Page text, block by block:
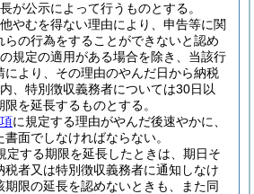
が公示によって行うものとする。
やむを得ない理由により、申告等に関
らの行為をすることができないと認め
の規定の適用がある場合を除き、当該行
により、その理由のやんだ日から納税
、特別徴収義務者については30日以
を延長するものとする。
に規定する理由がやんだ後速やかに、
面でしなければならない。
定する期限を延長したときは、期日そ
税者又は特別徴収義務者に通知しなけ
期限の延長を認めないときも、また同